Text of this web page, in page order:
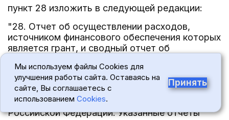
пункт 28 изложить в следующей редакции:
"28. Отчет об осуществлении расходов,
источником финансового обеспечения которых
является грант, и сводный отчет об
финансового обеспечения которых является
грант, представляются ежеквартально и
ежегодно получателями гранта в
Министерство науки и высшего образования
Российской Федерации. Указанные отчеты
Мы используем файлы Cookies для
улучшения работы сайта. Оставаясь на
сайте, Вы соглашаетесь с
использованием Cookies.
Принять